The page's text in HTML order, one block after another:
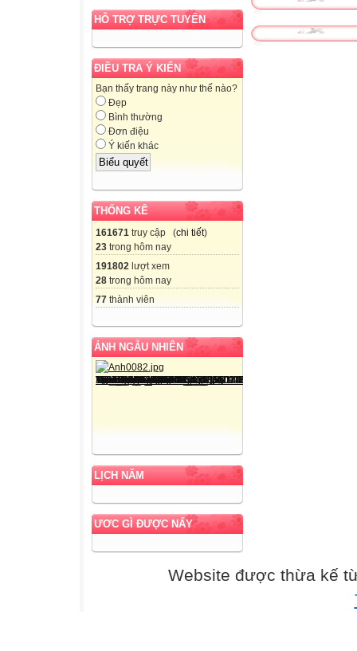
HỖ TRỢ TRỰC TUYẾN
ĐIỀU TRA Ý KIẾN
Bạn thấy trang này như thế nào?
Đẹp
Bình thường
Đơn điệu
Ý kiến khác
THỐNG KÊ
161671 truy cập (chi tiết)
23 trong hôm nay
191802 lượt xem
28 trong hôm nay
77 thành viên
ẢNH NGẪU NHIÊN
LỊCH NĂM
ƯƠC GÌ ĐƯỢC NẤY
bố nhé!
Theo Việt Tâm
Bé Hoa
Câu 1. Em biết
Gia đình Hoa
Website được thừa kế